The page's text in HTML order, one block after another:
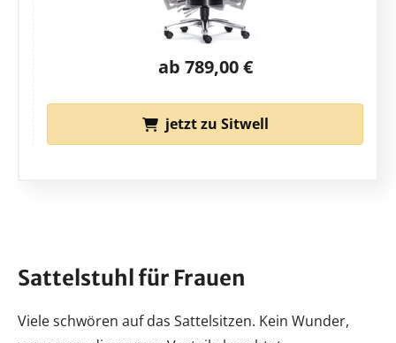
ab 789,00 €
jetzt zu Sitwell
Sattelstuhl für Frauen
Viele schwören auf das Sattelsitzen. Kein Wunder,